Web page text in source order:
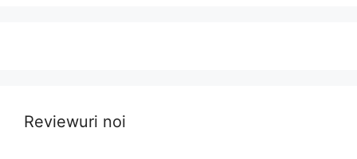
Reviewuri noi